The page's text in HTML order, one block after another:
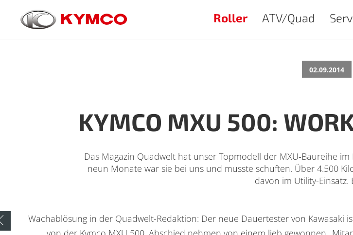
Roller ATV/Quad
02.09.2014
KYMCO MXU 500:
Das Magazin Quadwelt hat unser Topmodell der MXU-Baureihe
neun Monate war sie bei uns und musste schuften. Über 4.500
davon im Utility-Einsatz.
Wachablösung in der Quadwelt-Redaktion: Der neue Dauertester von Kawasaki
Zurück zur Übersicht